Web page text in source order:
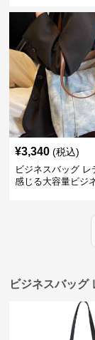
¥3,340 (税込)
ビジネスバッグ レ
感じる大容量ビジ
ビジネスバッグ